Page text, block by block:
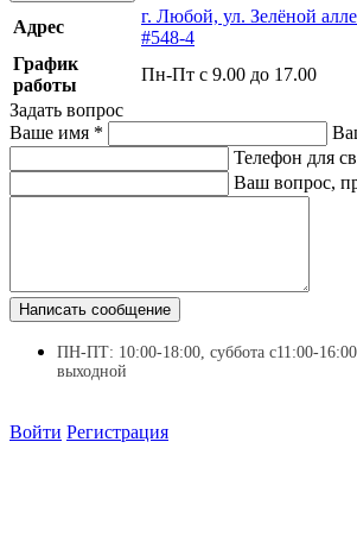
Адрес
г. Любой, ул. Зелёной
#548-4
График
работы
Пн-Пт с 9.00 до 17.00
Задать вопрос
Ваше имя *
Телефон для
Ваш вопрос,
Написать сообщение
ПН-ПТ: 10:00-18:00, суббота с11:00-
выходной
Войти Регистрация